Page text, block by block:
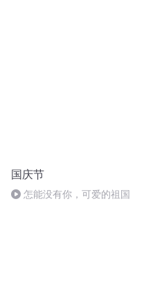
国庆节
怎能没有你，可爱的祖国